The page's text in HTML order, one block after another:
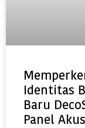
Identitas
Baru
Panel